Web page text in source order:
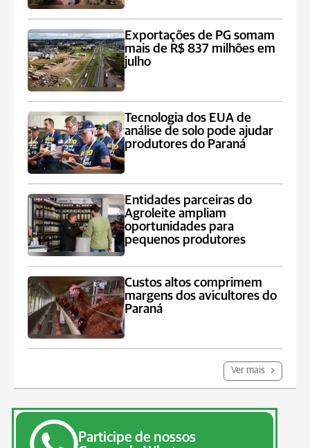
Exportações de PG somam
mais de R$ 837 milhões em
julho
Tecnologia dos EUA de
análise de solo pode ajudar
produtores do Paraná
Entidades parceiras do
Agroleite ampliam
oportunidades para
pequenos produtores
Custos altos comprimem
margens dos avicultores do
Paraná
Ver mais
Participe de nossos